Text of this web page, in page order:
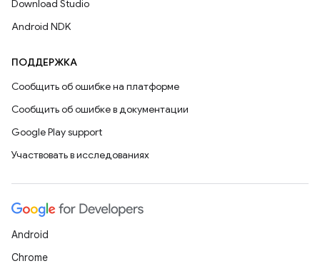
Download Studio
Android NDK
ПОДДЕРЖКА
Сообщить об ошибке на платформе
Сообщить об ошибке в документации
Google Play support
Участвовать в исследованиях
Android
Chrome